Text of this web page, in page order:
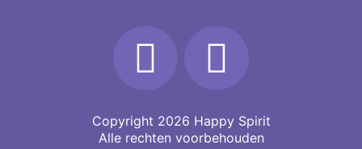
Copyright 2026 Happy Spirit
Alle rechten voorbehouden